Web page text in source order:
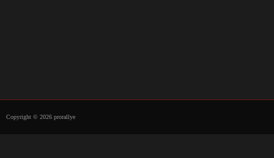
Copyright © 2026 prorallye